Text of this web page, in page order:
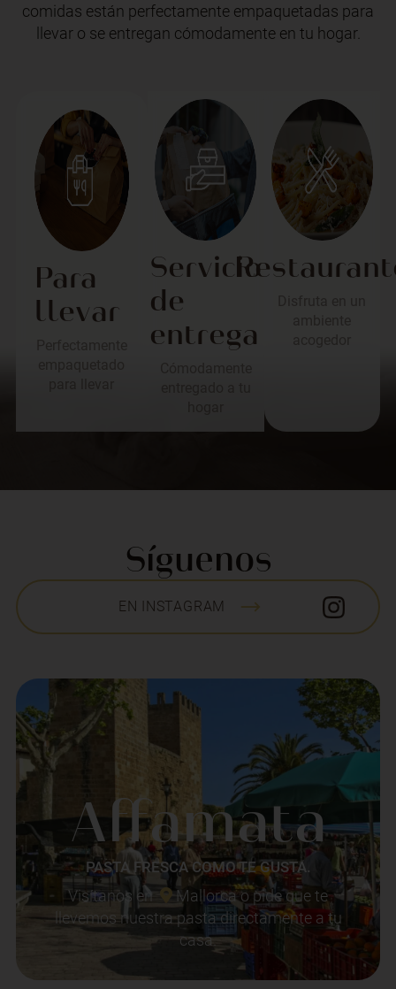
comidas están perfectamente empaquetadas para
llevar o se entregan cómodamente en tu hogar.
Para
llevar
Servicio
de
entrega
Síguenos
EN INSTAGRAM
Affamata
PASTA FRESCA COMO TE GUSTA.
Visítanos en
Mallorca o pide que te
llevemos nuestra pasta directamente a tu
casa.